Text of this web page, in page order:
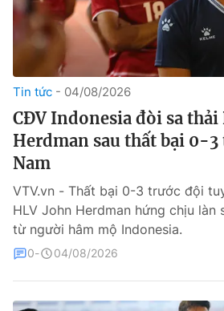
THỜI BÁO VTV
Theo dõi báo trên
Cơ quan chủ quản:Đài Truyền hình
Cơ quan báo chí:
Giấy phép hoạt động báo in và báo
cấp ngày 29/12/2023
Tổng Biên tập:Vũ Thanh Thủy
Phó Tổng Biên tập:Nguyễn Thị Mỹ
Tin tức 04/08/2026
CĐV Indonesia đòi sa thải
Herdman sau thất bại 0-
Nam
VTV.vn - Thất bại 0-3 trước đội
HLV John Herdman hứng chịu
từ người hâm mộ Indonesia.
0 04/08/2026